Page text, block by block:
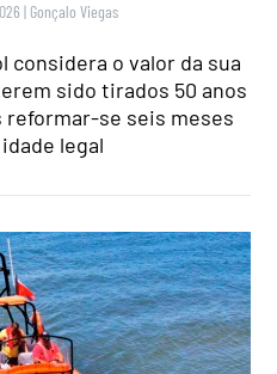
| Gonçalo Viegas
considera o valor da sua
sido tirados 50 anos
reformar-se seis meses
legal